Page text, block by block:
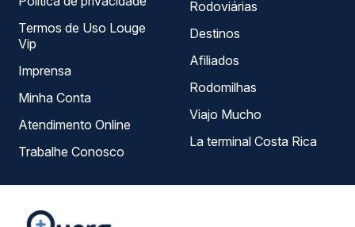
Termos de Uso Louge
Vip
Imprensa
Minha Conta
Atendimento Online
Trabalhe Conosco
Rodoviárias
Destinos
Afiliados
Rodomilhas
Viajo Mucho
La terminal Costa Rica